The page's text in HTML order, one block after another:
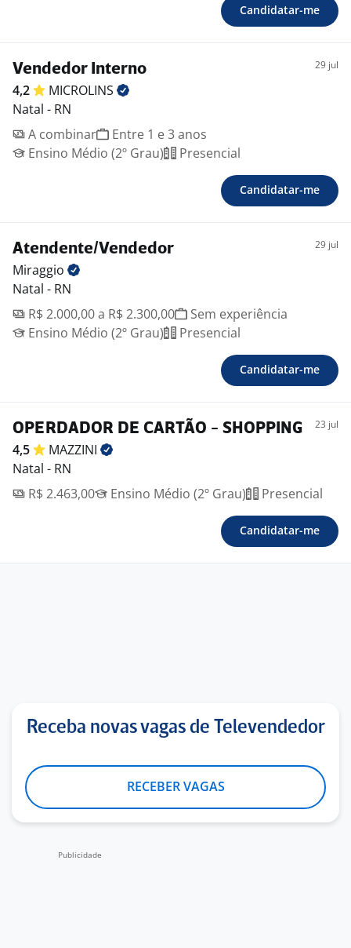
Candidatar-me
Vendedor Interno 29 jul
4,2
MICROLINS
Natal - RN
A combinar
Entre 1 e 3 anos
Ensino Médio (2º Grau)
Presencial
Candidatar-me
Atendente/Vendedor 29 jul
Miraggio
Natal - RN
R$ 2.000,00 a R$ 2.300,00
Sem experiência
Ensino Médio (2º Grau)
Presencial
Candidatar-me
OPERDADOR DE CARTÃO - SHOPPING 23 jul
4,5
MAZZINI
Natal - RN
R$ 2.463,00
Ensino Médio (2º Grau) Presencial
Candidatar-me
Receba novas vagas de Televendedor
RECEBER VAGAS